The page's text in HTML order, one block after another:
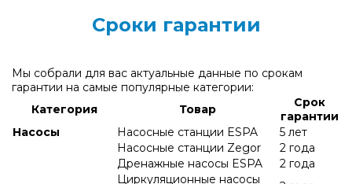
Сроки гарантии
Мы собрали для вас актуальные данные по срокам
гарантии на самые популярные категории:
Категория
Товар
Срок
гарантии
Насосы
Насосные станции ESPA
5 лет
Насосные станции Zegor
2 года
Дренажные насосы ESPA
2 года
Циркуляционные насосы